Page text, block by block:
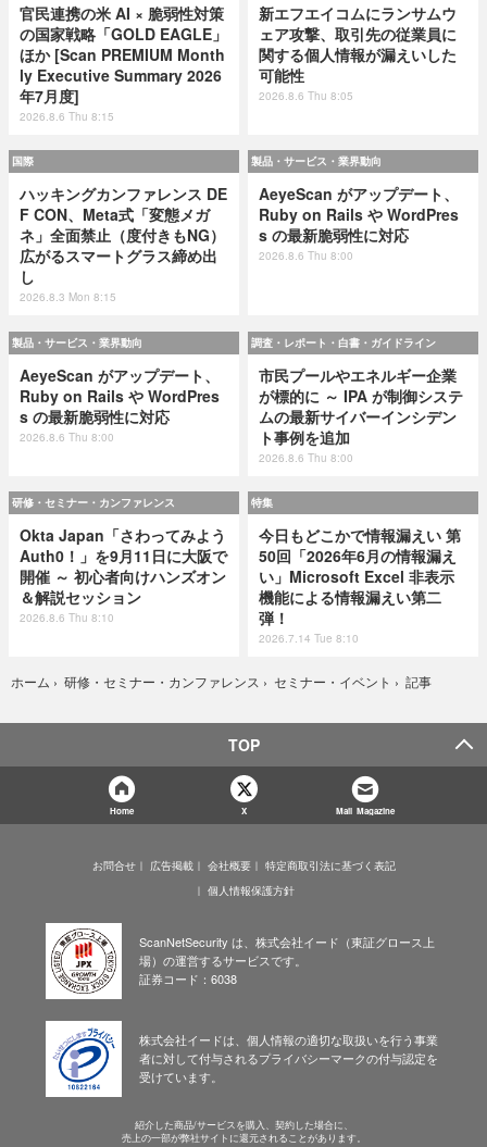
官民連携の米 AI × 脆弱性対策
の国家戦略「GOLD EAGLE」
ほか [Scan PREMIUM Month
ly Executive Summary 2026
年7月度]
2026.8.6 Thu 8:15
新エフエイコムにランサムウ
ェア攻撃、取引先の従業員に
関する個人情報が漏えいした
可能性
2026.8.6 Thu 8:05
国際
ハッキングカンファレンス DE
F CON、Meta式「変態メガ
ネ」全面禁止（度付きもNG）
広がるスマートグラス締め出
し
2026.8.3 Mon 8:15
製品・サービス・業界動向
AeyeScan がアップデート、
Ruby on Rails や WordPres
s の最新脆弱性に対応
2026.8.6 Thu 8:00
製品・サービス・業界動向
AeyeScan がアップデート、
Ruby on Rails や WordPres
s の最新脆弱性に対応
2026.8.6 Thu 8:00
調査・レポート・白書・ガイドライン
市民プールやエネルギー企業
が標的に ～ IPA が制御システ
ムの最新サイバーインシデン
ト事例を追加
2026.8.6 Thu 8:00
研修・セミナー・カンファレンス
Okta Japan「さわってみよう
Auth0！」を9月11日に大阪で
開催 ～ 初心者向けハンズオン
＆解説セッション
2026.8.6 Thu 8:10
特集
今日もどこかで情報漏えい 第
50回「2026年6月の情報漏え
い」Microsoft Excel 非表示
機能による情報漏えい第二
弾！
2026.7.14 Tue 8:10
ホーム › 研修・セミナー・カンファレンス › セミナー・イベント › 記事
TOP
Home X Mail Magazine
お問合せ 広告掲載 会社概要
特定商取引法に基づく表記
個人情報保護方針
ScanNetSecurity は、株式会社イード（東証グロース上
場）の運営するサービスです。
証券コード：6038
株式会社イードは、個人情報の適切な取扱いを行う事業
者に対して付与されるプライバシーマークの付与認定を
受けています。
紹介した商品/サービスを購入、契約した場合に、
売上の一部が弊社サイトに還元されることがあります。